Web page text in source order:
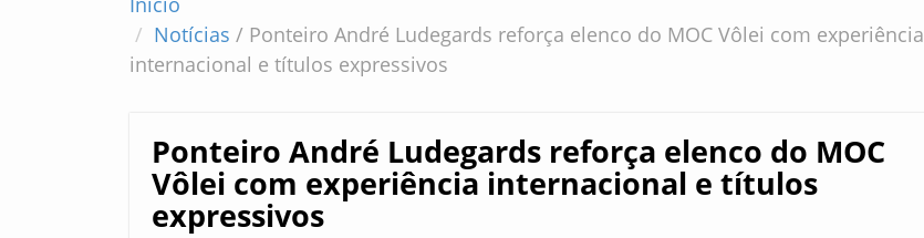
Notícias / Ponteiro André Ludegards reforça elenco do MOC Vôlei com experiência
internacional e títulos expressivos
Ponteiro André Ludegards reforça elenco do MOC
Vôlei com experiência internacional e títulos
expressivos